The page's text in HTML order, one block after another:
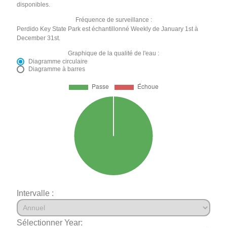
disponibles.
Fréquence de surveillance :
Perdido Key State Park est échantillonné Weekly de January 1st à
December 31st.
Graphique de la qualité de l'eau :
Diagramme circulaire
Diagramme à barres
Intervalle :
Sélectionner Year: